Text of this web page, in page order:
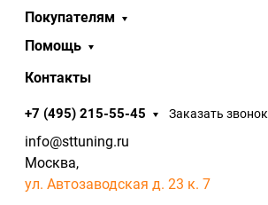
Покупателям
Помощь
Контакты
+7 (495) 215-55-45 Заказать звонок
info@sttuning.ru
Москва,
ул. Автозаводская д. 23 к. 7